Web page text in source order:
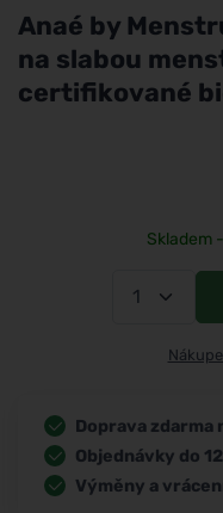
Anaé by
na slabou
certifikované
Skladem
Doprava zdarma
Objednávky do
Výměny a